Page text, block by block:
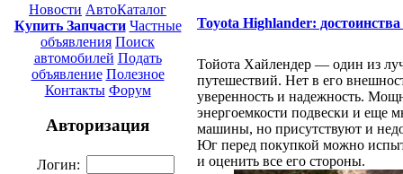
Новости АвтоКаталог
Купить Запчасти Частные
объявления Поиск
автомобилей Подать
объявление Полезное
Контакты Форум
Авторизация
Логин:
Toyota Highlander:
Тойота Хайлендер — один из
путешествий. Нет в его
уверенность и надежность.
энергоемкости подвески и еще
машины, но присутствуют и
Юг перед покупкой можно
и оценить все его стороны.